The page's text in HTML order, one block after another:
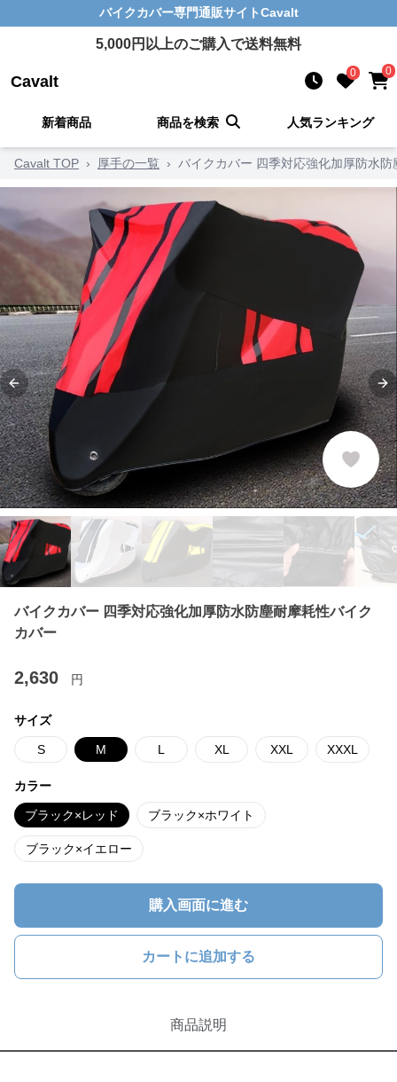
バイクカバー専門通販サイトCavalt
5,000円以上のご購入で送料無料
Cavalt 0 0
新着商品 商品を検索 人気ランキング
Cavalt TOP › 厚手の一覧 › バイクカバー 四季対応強化加厚防水
Previous slide
バイクカバー 四季対応強化加厚防水防塵耐摩耗性バイク
カバー
2,630 円
サイズ
S M L XL XXL XXXL
カラー
ブラック×レッド ブラック×ホワイト
ブラック×イエロー
購入画面に進む
カートに追加する
商品説明